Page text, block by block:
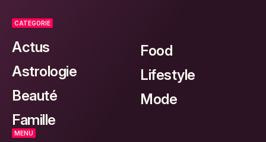
CATEGORIE
Actus
Astrologie
Beauté
Famille
Food
Lifestyle
Mode
MENU